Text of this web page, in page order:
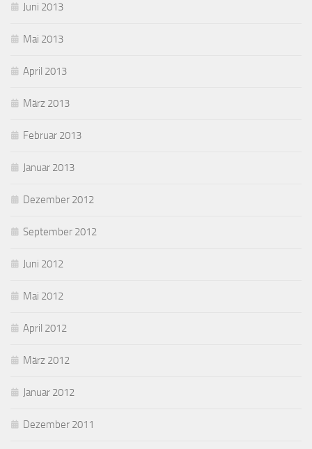
Juni 2013
Mai 2013
April 2013
März 2013
Februar 2013
Januar 2013
Dezember 2012
September 2012
Juni 2012
Mai 2012
April 2012
März 2012
Januar 2012
Dezember 2011